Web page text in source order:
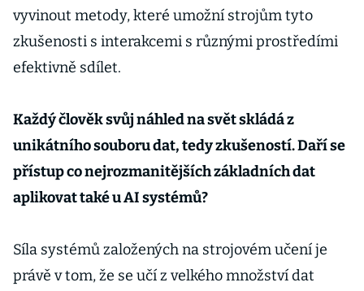
vyvinout metody, které umožní strojům tyto
zkušenosti s interakcemi s různými prostředími
efektivně sdílet.
Každý člověk svůj náhled na svět skládá z
unikátního souboru dat, tedy zkušeností. Daří se
přístup co nejrozmanitějších základních dat
aplikovat také u AI systémů?
Síla systémů založených na strojovém učení je
právě v tom, že se učí z velkého množství dat